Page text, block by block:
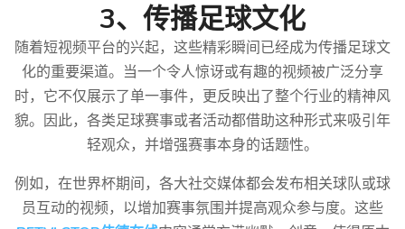
3、传播足球文化
随着短视频平台的兴起，这些精彩瞬间已经成为传播足球文
化的重要渠道。当一个令人惊讶或有趣的视频被广泛分享
时，它不仅展示了单一事件，更反映出了整个行业的精神风
貌。因此，各类足球赛事或者活动都借助这种形式来吸引年
轻观众，并增强赛事本身的话题性。
例如，在世界杯期间，各大社交媒体都会发布相关球队或球
员互动的视频，以增加赛事氛围并提高观众参与度。这些